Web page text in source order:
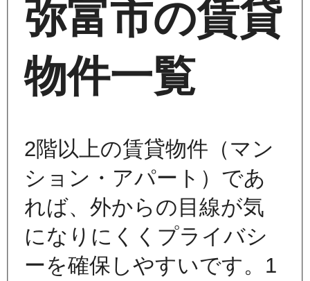
弥富市の賃貸
物件一覧
2階以上の賃貸物件（マン
ション・アパート）であ
れば、外からの目線が気
になりにくくプライバシ
ーを確保しやすいです。1